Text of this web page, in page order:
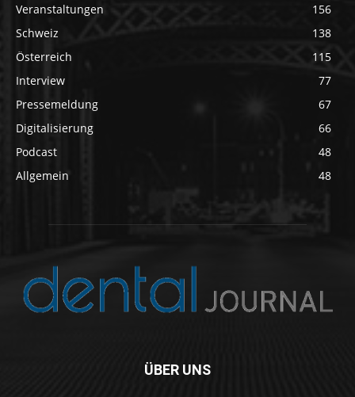
Veranstaltungen
156
Schweiz
138
Österreich
115
Interview
77
Pressemeldung
67
Digitalisierung
66
Podcast
48
Allgemein
48
ÜBER UNS